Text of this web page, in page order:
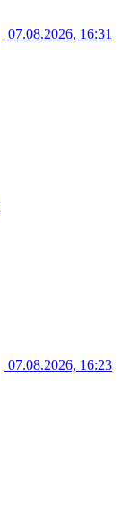
07.08.2026, 16:31
07.08.2026, 16:23